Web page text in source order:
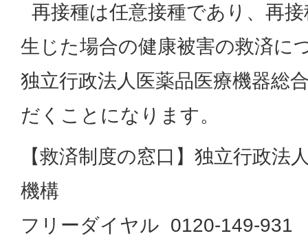
再接種は任意接種であり、再
生じた場合の健康被害の救済に
独立行政法人医薬品医療機器総
だくことになります。
【救済制度の窓口】独立行政法
機構
フリーダイヤル 0120-149-931